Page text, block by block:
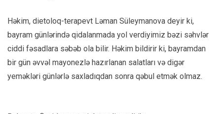
Həkim, dietoloq-terapevt Ləman Süleymanova deyir ki,
bayram günlərində qidalanmada yol verdiyimiz bəzi səhvlər
ciddi fəsadlara səbəb ola bilir. Həkim bildirir ki, bayramdan
bir gün əvvəl mayonezlə hazırlanan salatları və digər
yeməkləri günlərlə saxladıqdan sonra qəbul etmək olmaz.